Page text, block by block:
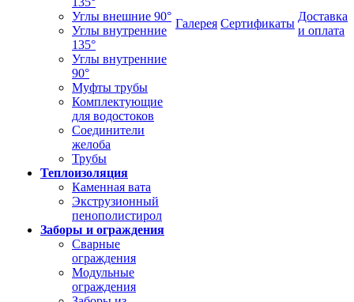
Углы внешние 90°
Углы внутренние
135°
Углы внутренние
90°
Муфты трубы
Комплектующие
для водостоков
Соединители
желоба
Трубы
Теплоизоляция
Каменная вата
Экструзионный
пенополистирол
Заборы и ограждения
Сварные
ограждения
Модульные
ограждения
Галерея Сертификаты
Доставка
и оплата